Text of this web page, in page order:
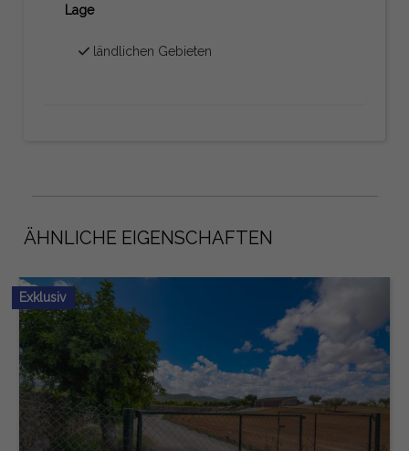
Lage
ländlichen Gebieten
ÄHNLICHE EIGENSCHAFTEN
Exklusiv